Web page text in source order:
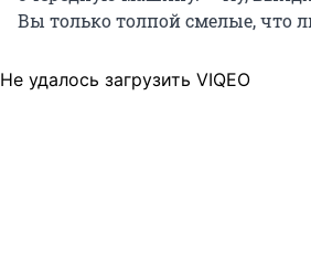
Вы только толпой смелые, что
Не удалось загрузить VIQEO